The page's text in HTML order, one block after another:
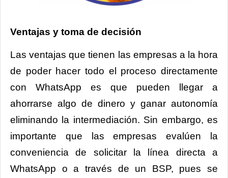
Ventajas y toma de decisión
Las ventajas que tienen las empresas a la hora
de poder hacer todo el proceso directamente
con WhatsApp es que pueden llegar a
ahorrarse algo de dinero y ganar autonomía
eliminando la intermediación. Sin embargo, es
importante que las empresas evalúen la
conveniencia de solicitar la línea directa a
WhatsApp o a través de un BSP, pues se